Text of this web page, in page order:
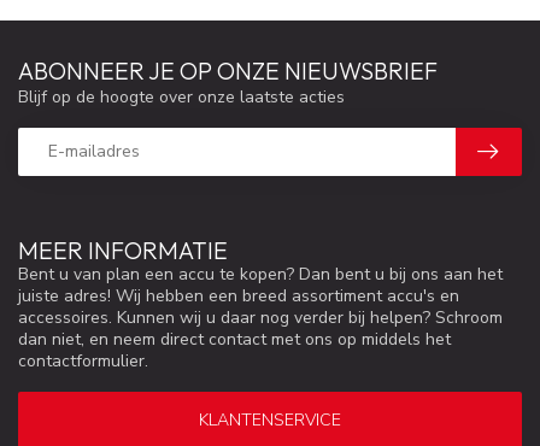
MEER INFORMATIE
Bent u van plan een accu te kopen? Dan bent u bij ons aan het
juiste adres! Wij hebben een breed assortiment accu's en
accessoires. Kunnen wij u daar nog verder bij helpen? Schroom
dan niet, en neem direct contact met ons op middels het
contactformulier.
KLANTENSERVICE
ABONNEER JE OP ONZE NIEUWSBRIEF
Blijf op de hoogte over onze laatste acties